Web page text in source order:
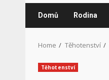
Domů Rodina
Home Těhotenství
Těhotenství